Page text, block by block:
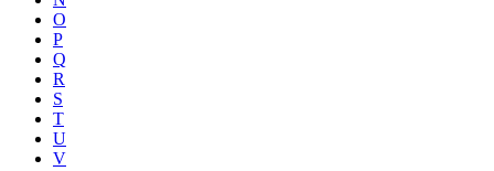
O
P
Q
R
S
T
U
V